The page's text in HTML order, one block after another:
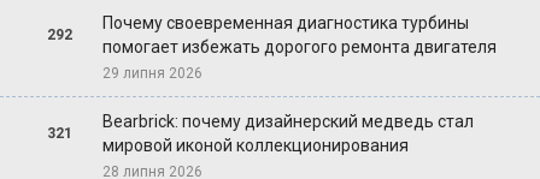
292
Почему своевременная диагностика турбины
помогает избежать дорогого ремонта двигателя
29 липня 2026
321
Bearbrick: почему дизайнерский медведь стал
мировой иконой коллекционирования
28 липня 2026